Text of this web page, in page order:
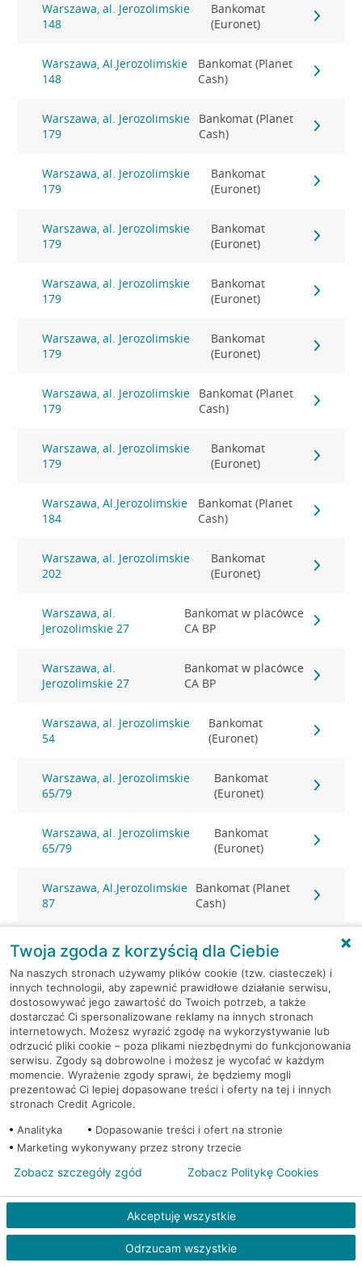
Warszawa, al. Jerozolimskie
148
Bankomat
(Euronet)
Warszawa, Al.Jerozolimskie
148
Bankomat (Planet
Cash)
Warszawa, al. Jerozolimskie
179
Bankomat (Planet
Cash)
Warszawa, al. Jerozolimskie
179
Bankomat
(Euronet)
Warszawa, al. Jerozolimskie
179
Bankomat
(Euronet)
Warszawa, al. Jerozolimskie
179
Bankomat
(Euronet)
Warszawa, al. Jerozolimskie
179
Bankomat
(Euronet)
Warszawa, al. Jerozolimskie
179
Bankomat (Planet
Cash)
Warszawa, al. Jerozolimskie
179
Bankomat
(Euronet)
Warszawa, Al.Jerozolimskie
184
Bankomat (Planet
Cash)
Warszawa, al. Jerozolimskie
202
Bankomat
(Euronet)
Warszawa, al.
Jerozolimskie 27
Bankomat w placówce
CA BP
Warszawa, al.
Jerozolimskie 27
Bankomat w placówce
CA BP
Warszawa, al. Jerozolimskie
54
Bankomat
(Euronet)
Warszawa, al. Jerozolimskie
65/79
Bankomat
(Euronet)
Warszawa, al. Jerozolimskie
65/79
Bankomat
(Euronet)
Warszawa, Al.Jerozolimskie
87
Bankomat (Planet
Cash)
Warszawa, al. Jerozolimskie -
podziemia
Bankomat
(Euronet)
Warszawa, al. KEN 19 Bankomat (Euronet)
Warszawa, al. KEN 20 Bankomat (Euronet)
Warszawa, al. KEN 36 Bankomat (Euronet)
Warszawa, al. Komisji Edukacji
Narodowej 36 lok.1
Bankomat w
placówce CA BP
Warszawa, al. Komisji Edukacji
Narodowej 36 lok.1
Bankomat w
placówce CA BP
Twoja zgoda z korzyścią dla Ciebie
Na naszych stronach używamy plików cookie (tzw. ciasteczek) i
innych technologii, aby zapewnić prawidłowe działanie serwisu,
dostosowywać jego zawartość do Twoich potrzeb, a także
dostarczać Ci spersonalizowane reklamy na innych stronach
internetowych. Możesz wyrazić zgodę na wykorzystywanie lub
odrzucić pliki cookie – poza plikami niezbędnymi do funkcjonowania
serwisu. Zgody są dobrowolne i możesz je wycofać w każdym
momencie. Wyrażenie zgody sprawi, że będziemy mogli
prezentować Ci lepiej dopasowane treści i oferty na tej i innych
stronach Credit Agricole.
Analityka
Dopasowanie treści i ofert na stronie
Marketing wykonywany przez strony trzecie
Akceptuję wszystkie
Odrzucam wszystkie
Zobacz szczegóły zgód Zobacz Politykę Cookies